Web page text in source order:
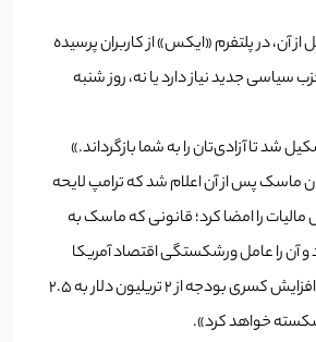
آن، در پلتفرم «ایکس» از کاربران پرسیده
سیاسی جدید نیاز دارد یا نه، روز شنبه
شد تا آزادی‌تان را به شما بازگرداند.»
ماسک پس از آن اعلام شد که ترامپ لایحه
را امضا کرد؛ قانونی که ماسک به
آن را عامل ورشکستگی اقتصاد آمریکا
دانست. ماسک گفت افزایش کسری بودجه از ۲ تریلیون دلار به ۲.۵
خواهد کرد».